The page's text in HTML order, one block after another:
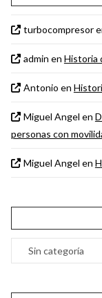
turbocompresor
admin en Historia
Antonio en
Miguel Angel en
personas con
Miguel Angel en
Categorías